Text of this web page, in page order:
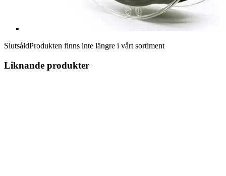
SlutsåldProdukten finns inte längre i vårt sortiment
Liknande produkter